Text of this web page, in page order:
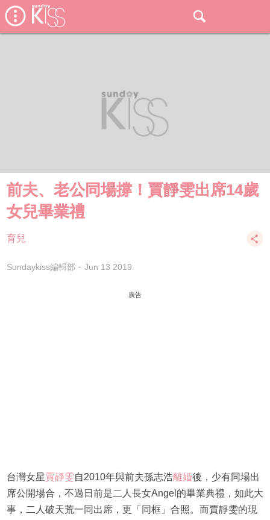
前夫、老公同場撐！賈靜雯出席14歲
女兒畢業禮
育兒
Sundaykiss編輯部 Jun 13 2019
廣告
台灣女星 賈靜雯自2010年與前夫孫志浩離婚後，少有同場出
席公開場合，不過日前是二人長女Angel的畢業典禮，如此大
事，二人破天荒一同出席，更「同框」合照。而賈靜雯的現